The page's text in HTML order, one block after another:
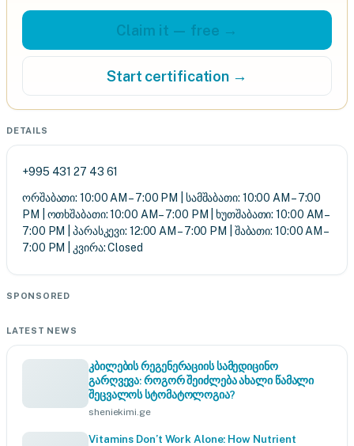
Claim it — free →
Start certification →
DETAILS
+995 431 27 43 61
ორშაბათი: 10:00 AM – 7:00 PM | სამშაბათი: 10:00 AM – 7:00
PM | ოთხშაბათი: 10:00 AM – 7:00 PM | ხუთშაბათი: 10:00 AM –
7:00 PM | პარასკევი: 12:00 AM – 7:00 PM | შაბათი: 10:00 AM –
7:00 PM | კვირა: Closed
SPONSORED
LATEST NEWS
კბილების რეგენერაციის სამედიცინო
გარღვევა: როგორ შეიძლება ახალი წამალი
შეცვალოს სტომატოლოგია?
sheniekimi.ge
Vitamins Don’t Work Alone: How Nutrient